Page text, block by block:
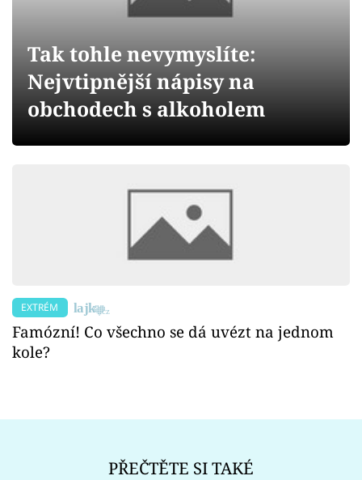
Videa
Sledujte prima+
Tak tohle nevymyslíte:
Nejvtipnější nápisy na
obchodech s alkoholem
EXTRÉM
Famózní! Co všechno se dá uvézt na jednom
kole?
PŘEČTĚTE SI TAKÉ